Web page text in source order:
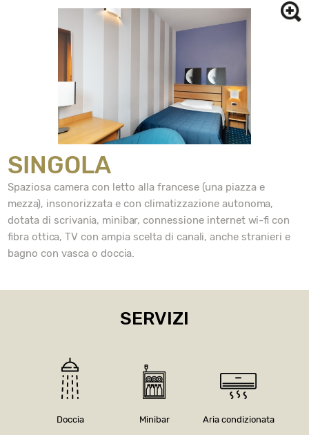
SINGOLA
Spaziosa camera con letto alla francese (una piazza e
mezza), insonorizzata e con climatizzazione autonoma,
dotata di scrivania, minibar, connessione internet wi-fi con
fibra ottica, TV con ampia scelta di canali, anche stranieri e
bagno con vasca o doccia.
SERVIZI
Doccia Minibar Aria condizionata